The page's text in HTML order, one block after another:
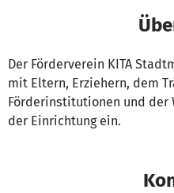
Der Förderverein KITA
mit Eltern, Erziehern, dem
Förderinstitutionen und
der Einrichtung ein.